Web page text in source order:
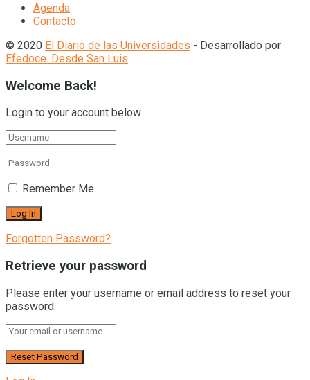
Agenda
Contacto
© 2020 El Diario de las Universidades - Desarrollado por
Efedoce. Desde San Luis.
Welcome Back!
Login to your account below
Remember Me
Forgotten Password?
Retrieve your password
Please enter your username or email address to reset your
password.